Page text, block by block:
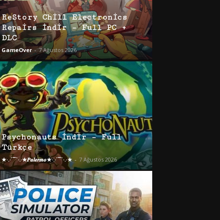
ReStory Chill Electronics
Repairs İndir – Full PC +
DLC
GameOver - 7 Ağustos 2026
Psychonauts İndir – Full
Türkçe
★·.·´¯`·.·★𝑷𝒂𝒍𝒆𝒓𝒎𝒐★·.·´¯`·.·★ - 7 Ağustos 2026